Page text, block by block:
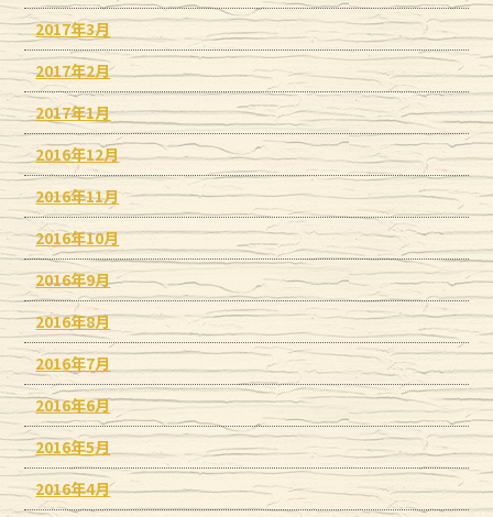
2017年3月
2017年2月
2017年1月
2016年12月
2016年11月
2016年10月
2016年9月
2016年8月
2016年7月
2016年6月
2016年5月
2016年4月